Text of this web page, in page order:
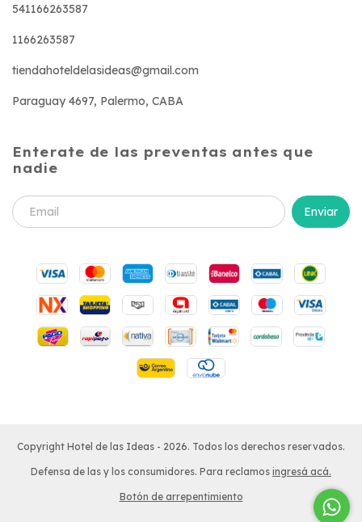
541166263587
1166263587
tiendahoteldelasideas@gmail.com
Paraguay 4697, Palermo, CABA
Enterate de las preventas antes que
nadie
Copyright Hotel de las Ideas - 2026. Todos los derechos reservados.
Defensa de las y los consumidores. Para reclamos ingresá acá.
Botón de arrepentimiento